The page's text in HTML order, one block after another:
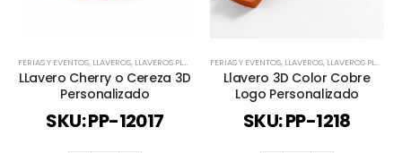
FERIAS Y EVENTOS, LLAVEROS, LLAVEROS PLÁSTICOS ,PERSONALIZADO 3D
LLavero Cherry o Cereza 3D
Personalizado
SKU: PP-12017
FERIAS Y EVENTOS, LLAVEROS, LLAVEROS PLÁSTICOS
Llavero 3D Color Cobre
Logo Personalizado
SKU: PP-1218